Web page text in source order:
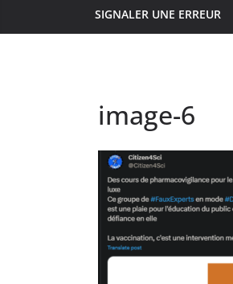
SIGNALER UNE ERREUR
image-6